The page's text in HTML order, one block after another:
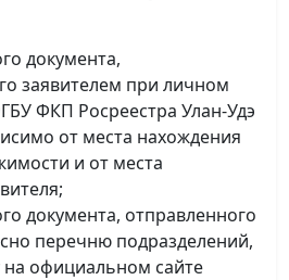
документа,
заявителем при личном
ФКП Росреестра Улан-Удэ
от места нахождения
и от места
документа, отправленного
перечню подразделений,
официальном сайте